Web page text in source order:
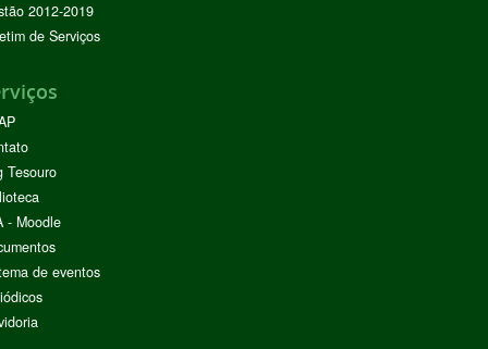
2012-2019
de Serviços
Tesouro
- Moodle
de eventos